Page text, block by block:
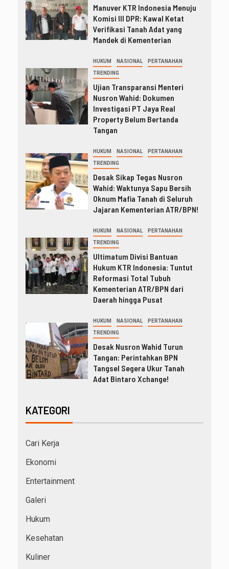
Manuver KTR Indonesia Menuju
Komisi III DPR: Kawal Ketat
Verifikasi Tanah Adat yang
Mandek di Kementerian
HUKUM NASIONAL PERTANAHAN
TRENDING
Ujian Transparansi Menteri
Nusron Wahid: Dokumen
Investigasi PT Jaya Real
Property Belum Bertanda
Tangan
HUKUM NASIONAL PERTANAHAN
TRENDING
Desak Sikap Tegas Nusron
Wahid: Waktunya Sapu Bersih
Oknum Mafia Tanah di Seluruh
Jajaran Kementerian ATR/BPN!
HUKUM NASIONAL PERTANAHAN
TRENDING
Ultimatum Divisi Bantuan
Hukum KTR Indonesia: Tuntut
Reformasi Total Tubuh
Kementerian ATR/BPN dari
Daerah hingga Pusat
HUKUM NASIONAL PERTANAHAN
TRENDING
Desak Nusron Wahid Turun
Tangan: Perintahkan BPN
Tangsel Segera Ukur Tanah
Adat Bintaro Xchange!
KATEGORI
Cari Kerja
Ekonomi
Entertainment
Galeri
Hukum
Kesehatan
Kuliner